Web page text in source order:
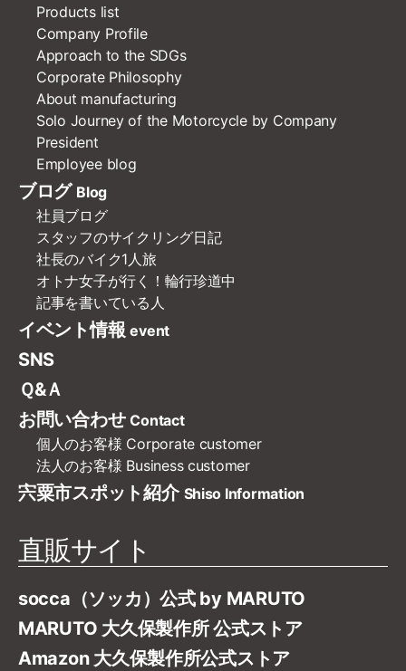
Products list
Company Profile
Approach to the SDGs
Corporate Philosophy
About manufacturing
Solo Journey of the Motorcycle by Company
President
Employee blog
ブログ Blog
社員ブログ
スタッフのサイクリング日記
社長のバイク1人旅
オトナ女子が行く！輪行珍道中
記事を書いている人
イベント情報 event
SNS
Ｑ&Ａ
お問い合わせ Contact
個人のお客様 Corporate customer
法人のお客様 Business customer
宍粟市スポット紹介 Shiso Information
直販サイト
socca（ソッカ）公式 by MARUTO
MARUTO 大久保製作所 公式ストア
Amazon 大久保製作所公式ストア